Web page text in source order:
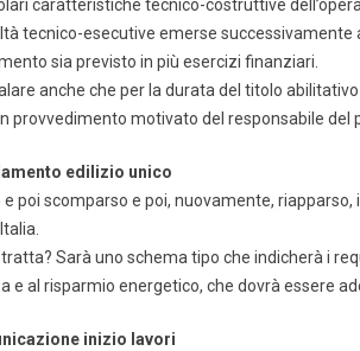
caratteristiche tecnico-costruttive dell’opera
tecnico-esecutive emerse successivamente
sia previsto in più esercizi finanziari.
anche che per la durata del titolo
provvedimento motivato del responsabile del
edilizio unico
e poi scomparso e poi, nuovamente,
tratta? Sarà uno schema tipo che indicherà i
e al risparmio energetico, che dovrà essere
inizio lavori